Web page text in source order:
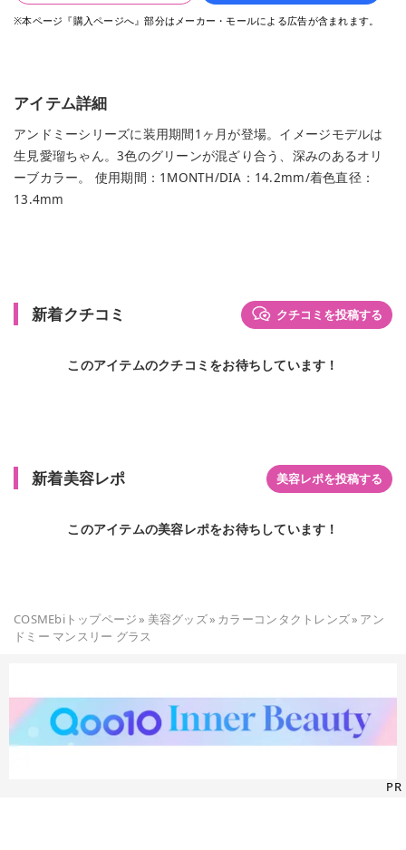
※本ページ『購入ページへ』部分はメーカー・モールによる広告が含まれます。
アイテム詳細
アンドミーシリーズに装用期間1ヶ月が登場。イメージモデルは
生見愛瑠ちゃん。3色のグリーンが混ざり合う、深みのあるオリ
ーブカラー。 使用期間：1MONTH/DIA：14.2mm/着色直径：
13.4mm
新着クチコミ クチコミを投稿する
このアイテムのクチコミをお待ちしています！
新着美容レポ 美容レポを投稿する
このアイテムの美容レポをお待ちしています！
COSMEbiトップページ» 美容グッズ» カラーコンタクトレンズ» アン
ドミー マンスリー グラス
PR